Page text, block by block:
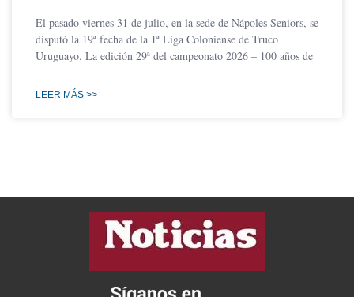
El pasado viernes 31 de julio, en la sede de Nápoles Seniors, se
disputó la 19ª fecha de la 1ª Liga Coloniense de Truco
Uruguayo. La edición 29ª del campeonato 2026 – 100 años de
LEER MÁS >>